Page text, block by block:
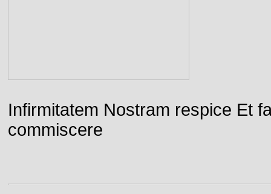
Infirmitatem Nostram respice Et
commiscere